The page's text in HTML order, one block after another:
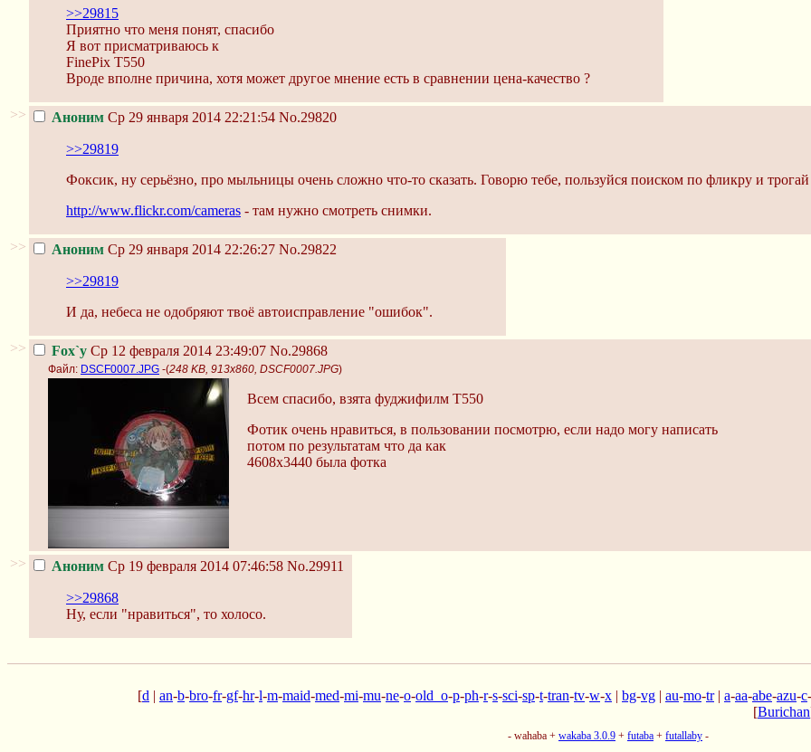
>>29815
Приятно что меня понят, спасибо
Я вот присматриваюсь к
FinePix T550
Вроде вполне причина, хотя может другое мнение есть в сравнении цена-качество ?
>> Аноним Ср 29 января 2014 22:21:54 No.29820
>>29819
Фоксик, ну серьёзно, про мыльницы очень сложно что-то сказать. Говорю тебе, пользуйся поиском по фликру и
http://www.flickr.com/cameras - там нужно смотреть снимки.
>> Аноним Ср 29 января 2014 22:26:27 No.29822
>>29819
И да, небеса не одобряют твоё автоисправление "ошибок".
>> Fox`y Ср 12 февраля 2014 23:49:07 No.29868
Файл: DSCF0007.JPG -(248 KB, 913x860, DSCF0007.JPG)
Всем спасибо, взята фуджифилм T550
Фотик очень нравиться, в пользовании посмотрю, если надо могу написать
потом по результатам что да как
4608х3440 была фотка
>> Аноним Ср 19 февраля 2014 07:46:58 No.29911
>>29868
Ну, если "нравиться", то холосо.
[d | an-b-bro-fr-gf-hr-l-m-maid-med-mi-mu-ne-o-old_o-p-ph-r-s-sci-sp-t-tran-tv-w-x | bg-vg | au-mo-tr| a-aa-abe-azu-c-
[Burichan
- wahaba + wakaba 3.0.9 + futaba + futallaby -